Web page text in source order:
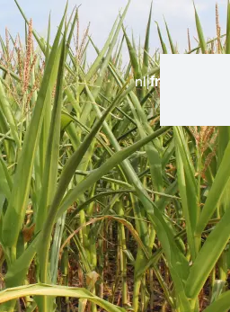
nl|fr
pour la Belgique. Une page
existe pour cette page :
?
NE PAS
CETTE
FOIS-CI
NE
DEMANDEZ
PLUS RIEN